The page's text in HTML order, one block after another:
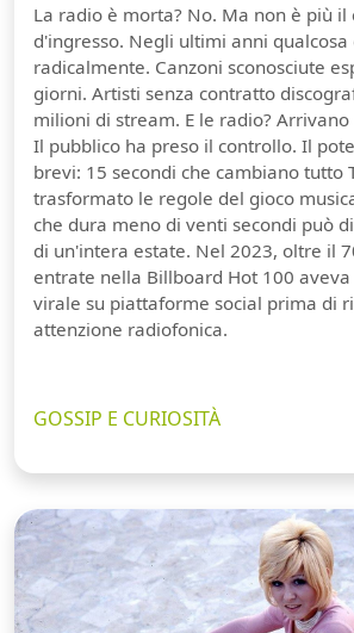
La radio è morta? No. Ma non è più il
d'ingresso. Negli ultimi anni qualcosa
radicalmente. Canzoni sconosciute
giorni. Artisti senza contratto
milioni di stream. E le radio?
Il pubblico ha preso il controllo. Il
brevi: 15 secondi che cambiano tutto
trasformato le regole del gioco
che dura meno di venti secondi può
di un'intera estate. Nel 2023, oltre il
entrate nella Billboard Hot 100
virale su piattaforme social prima di
attenzione radiofonica.
GOSSIP E CURIOSITÀ